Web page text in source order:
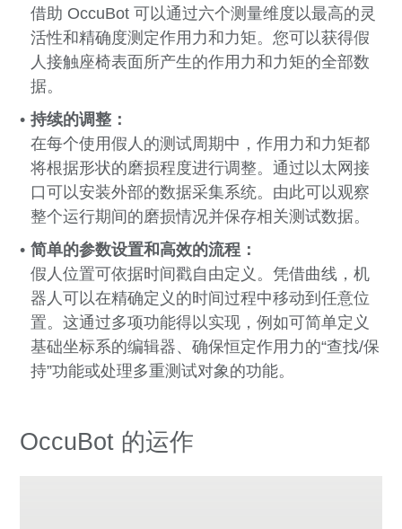
借助 OccuBot 可以通过六个测量维度以最高的灵
活性和精确度测定作用力和力矩。您可以获得假
人接触座椅表面所产生的作用力和力矩的全部数
据。
持续的调整：
在每个使用假人的测试周期中，作用力和力矩都
将根据形状的磨损程度进行调整。通过以太网接
口可以安装外部的数据采集系统。由此可以观察
整个运行期间的磨损情况并保存相关测试数据。
简单的参数设置和高效的流程：
假人位置可依据时间戳自由定义。凭借曲线，机
器人可以在精确定义的时间过程中移动到任意位
置。这通过多项功能得以实现，例如可简单定义
基础坐标系的编辑器、确保恒定作用力的“查找/保
持”功能或处理多重测试对象的功能。
OccuBot 的运作